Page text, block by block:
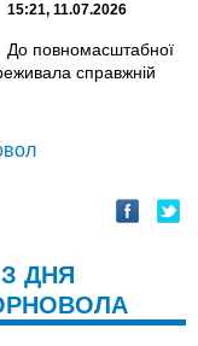
15:21, 11.07.2026
До повномасштабної
справжній
ДНЯ